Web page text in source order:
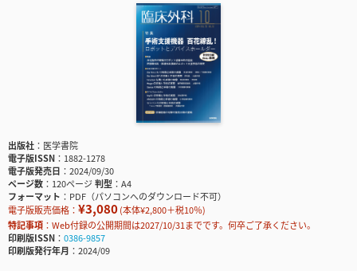
出版社
医学書院
電子版ISSN
1882-1278
電子版発売日
2024/09/30
ページ数
120ページ判型
A4
フォーマット
PDF（パソコンへのダウンロード不可）
電子版販売価格： ¥3,080(本体¥2,800＋税10％)
特記事項
Web付録の公開期間は2027/10/31までです。何卒ご了承ください。
印刷版ISSN
0386-9857
印刷版発行年月
2024/09